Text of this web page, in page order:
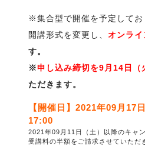
※集合型で開催を予定して
開講形式を変更し、 オンラ
す。
※申し込み締切を9月14日（
ただきます。
【開催日】2021年09月17
17:00
2021年09月11日（土）以降のキャ
受講料の半額をご請求させていただ